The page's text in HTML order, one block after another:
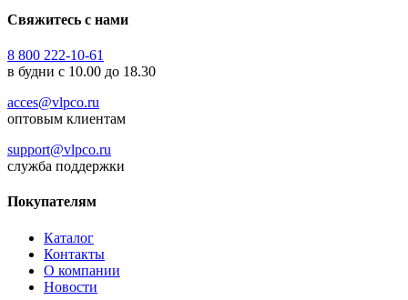
Свяжитесь с нами
8 800 222-10-61
в будни с 10.00 до 18.30
acces@vlpco.ru
оптовым клиентам
support@vlpco.ru
служба поддержки
Покупателям
Каталог
Контакты
О компании
Новости